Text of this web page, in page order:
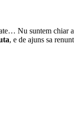
Nu suntem
, e de ajuns sa